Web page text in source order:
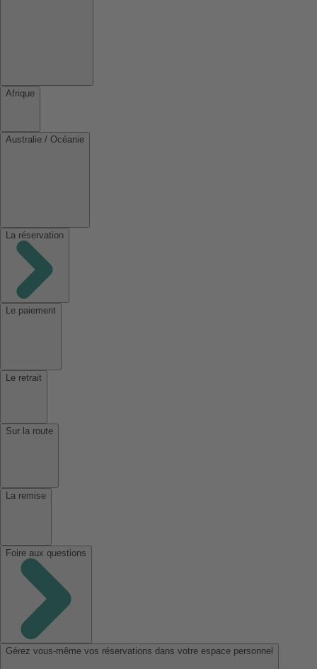
Afrique
Australie / Océanie
La réservation
Le paiement
Le retrait
Sur la route
La remise
Foire aux questions
Gérez vous-même vos réservations dans votre espace personnel